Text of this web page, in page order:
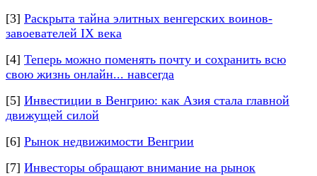
[3] Раскрыта тайна элитных венгерских воинов-
завоевателей IX века
[4] Теперь можно поменять почту и сохранить всю
свою жизнь онлайн... навсегда
[5] Инвестиции в Венгрию: как Азия стала главной
движущей силой
[6] Рынок недвижимости Венгрии
[7] Инвесторы обращают внимание на рынок